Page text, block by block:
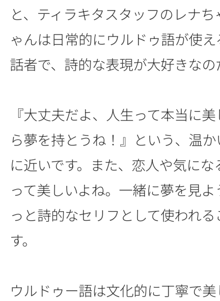
と、ティラキタスタッフのレナ
ゃんは日常的にウルドゥ語が使
話者で、詩的な表現が大好きな
『大丈夫だよ、人生って本当に
ら夢を持とうね！』という、温
に近いです。また、恋人や気に
って美しいよね。一緒に夢を見
っと詩的なセリフとして使われ
す。
ウルドゥー語は文化的に丁寧で